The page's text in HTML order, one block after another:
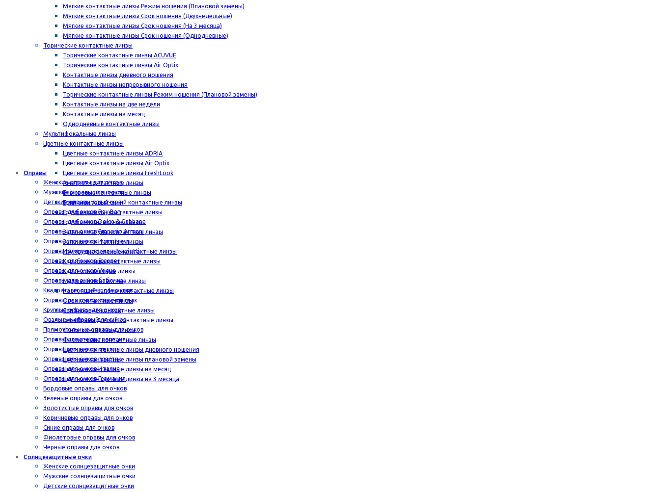
Мягкие контактные линзы Режим ношения (Плановой замены)
Мягкие контактные линзы Срок ношения (Двухнедельные)
Мягкие контактные линзы Срок ношения (На 3 месяца)
Мягкие контактные линзы Срок ношения (Однодневные)
Торические контактные линзы
Торические контактные линзы ACUVUE
Торические контактные линзы Air Optix
Контактные линзы дневного ношения
Контактные линзы непрерывного ношения
Торические контактные линзы Режим ношения (Плановой замены)
Контактные линзы на две недели
Контактные линзы на месяц
Однодневные контактные линзы
Мультифокальные линзы
Цветные контактные линзы
Цветные контактные линзы ADRIA
Цветные контактные линзы Air Optix
Цветные контактные линзы FreshLook
Аметист контактные линзы
Бирюзовые контактные линзы
Бриллиантовый синий контактные линзы
Голубая лазурь контактные линзы
Голубые контактные линзы
Зеленая лагуна контактные линзы
Зеленые контактные линзы
Изумрудно зеленые контактные линзы
Карибиан аква контактные линзы
Карие контактные линзы
Медовый контактные линзы
Настоящий сапфир контактные линзы
Орех контактные линзы
Сапфировые контактные линзы
Серебряный серый контактные линзы
Синие контактные линзы
Фиолетовые контактные линзы
Цветные контактные линзы дневного ношения
Цветные контактные линзы плановой замены
Цветные контактные линзы на месяц
Цветные контактные линзы на 3 месяца
Оправы
Женские оправы для очков
Мужские оправы для очков
Детские оправы для очков
Оправы для очков Ray Ban
Оправы для очков Dolce & Gabbana
Оправы для очков Emporio Armani
Оправы для очков Humphreys
Оправы для очков Laura Biagiotti
Оправы для очков Stepper
Оправы для очков Vogue
Оправы для очков бабочка
Квадратные оправы для очков
Оправы для очков кошачий глаз
Круглые оправы для очков
Овальные оправы для очков
Прямоугольные оправы для очков
Оправы для очков трапеция
Оправы для очков металл
Оправы для очков пластик
Оправы для очков Италия
Оправы для очков Германия
Бордовые оправы для очков
Зеленые оправы для очков
Золотистые оправы для очков
Коричневые оправы для очков
Синие оправы для очков
Фиолетовые оправы для очков
Черные оправы для очков
Солнцезащитные очки
Женские солнцезащитные очки
Мужские солнцезащитные очки
Детские солнцезащитные очки